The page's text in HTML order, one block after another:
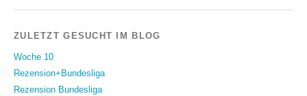
ZULETZT GESUCHT IM BLOG
Woche 10
Rezension+Bundesliga
Rezension Bundesliga